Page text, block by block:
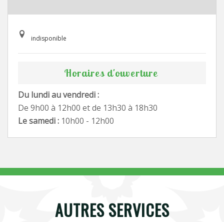
indisponible
Horaires d'ouverture
Du lundi au vendredi :
De 9h00 à 12h00 et de 13h30 à 18h30
Le samedi : 10h00 - 12h00
AUTRES SERVICES